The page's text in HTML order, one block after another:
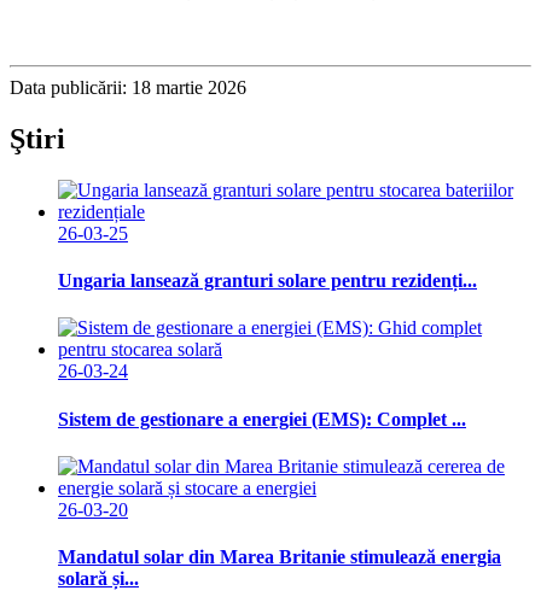
Data publicării: 18 martie 2026
Ştiri
26-03-25
Ungaria lansează granturi solare pentru rezidenți...
26-03-24
Sistem de gestionare a energiei (EMS): Complet ...
26-03-20
Mandatul solar din Marea Britanie stimulează energia
solară și...